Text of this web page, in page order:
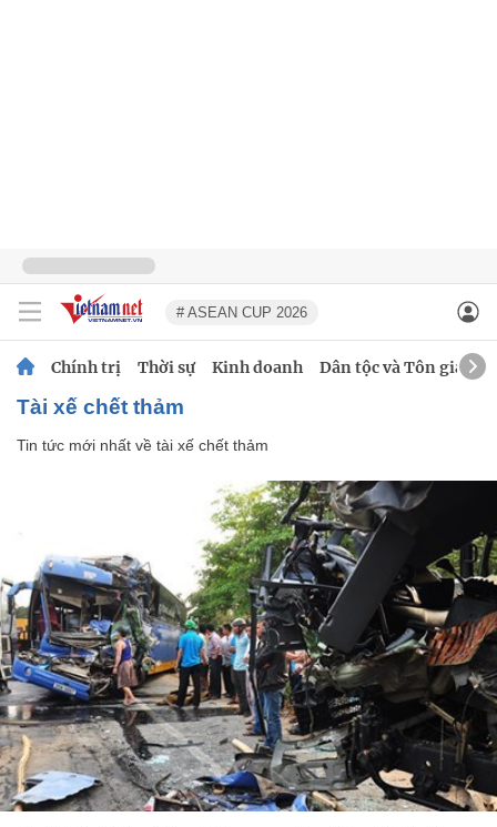
# ASEAN CUP 2026
Chính trị Thời sự Kinh doanh Dân tộc và Tôn giáo
tài xế chết thảm
Tin tức mới nhất về tài xế chết thảm